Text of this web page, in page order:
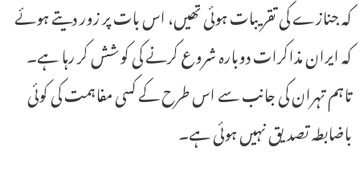
کہ جنازے کی تقریبات ہوئی تھیں، اس بات پر زور دیتے ہوئے
کہ ایران مذاکرات دوبارہ شروع کرنے کی کوشش کر رہا ہے۔
تاہم تہران کی جانب سے اس طرح کے کسی مفاہمت کی کوئی
باضابطہ تصدیق نہیں ہوئی ہے۔